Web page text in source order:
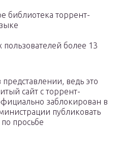
библиотека торрент-
более 13
ведь это
сайт с торрент-
заблокирован в
публиковать
просьбе